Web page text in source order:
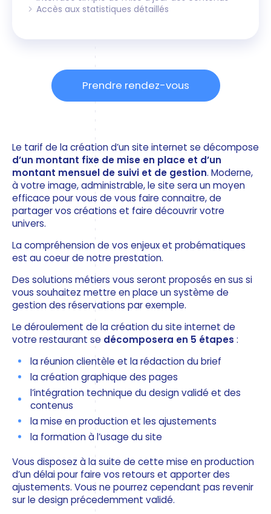
Accès aux statistiques détaillés
Prendre rendez-vous
Le tarif de la création d’un site internet se décompose
d’un montant fixe de mise en place et d’un
montant mensuel de suivi et de gestion. Moderne,
à votre image, administrable, le site sera un moyen
efficace pour vous de vous faire connaitre, de
partager vos créations et faire découvrir votre
univers.
La compréhension de vos enjeux et probématiques
est au coeur de notre prestation.
Des solutions métiers vous seront proposés en sus si
vous souhaitez mettre en place un système de
gestion des réservations par exemple.
Le déroulement de la création du site internet de
votre restaurant se décomposera en 5 étapes :
la réunion clientèle et la rédaction du brief
la création graphique des pages
l’intégration technique du design validé et des
contenus
la mise en production et les ajustements
la formation à l’usage du site
Vous disposez à la suite de cette mise en production
d’un délai pour faire vos retours et apporter des
ajustements. Vous ne pourrez cependant pas revenir
sur le design précedemment validé.